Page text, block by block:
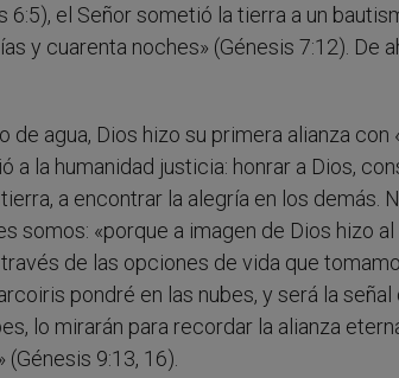
el Señor sometió la tierra a un
y cuarenta noches» (Génesis 7:12). De
agua, Dios hizo su primera alianza con
la humanidad justicia: honrar a Dios,
a encontrar la alegría en los demás.
«porque a imagen de Dios hizo al
de las opciones de vida que
pondré en las nubes, y será la señal
lo mirarán para recordar la alianza
9:13, 16).